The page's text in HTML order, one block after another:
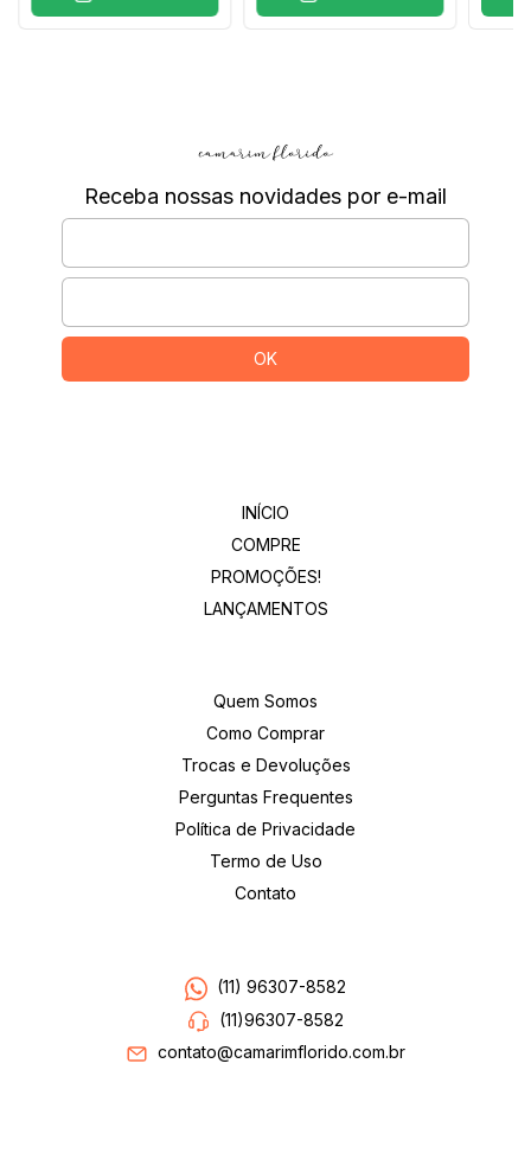
Receba nossas novidades por e-mail
INÍCIO
COMPRE
PROMOÇÕES!
LANÇAMENTOS
Quem Somos
Como Comprar
Trocas e Devoluções
Perguntas Frequentes
Política de Privacidade
Termo de Uso
Contato
(11) 96307-8582
(11)96307-8582
contato@camarimflorido.com.br